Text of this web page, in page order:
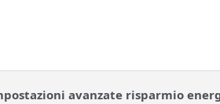
avanzate risparmio